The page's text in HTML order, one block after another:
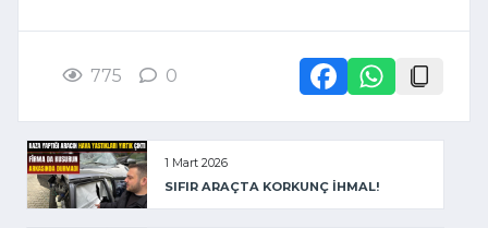
775 0
1 Mart 2026
SIFIR ARAÇTA KORKUNÇ İHMAL!